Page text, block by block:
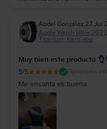
Abdel González,27 Jul
Apple Watch Ultra
Titanium, Като нов
Muy bien este producto
5/5 Проверен
Me encanta es buena